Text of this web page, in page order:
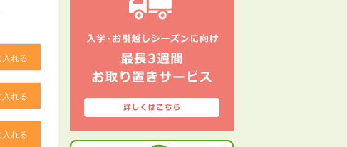
れる
れる
れる